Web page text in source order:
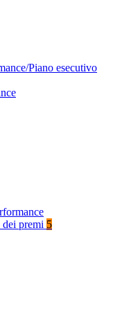
Piano esecutivo
premi 5